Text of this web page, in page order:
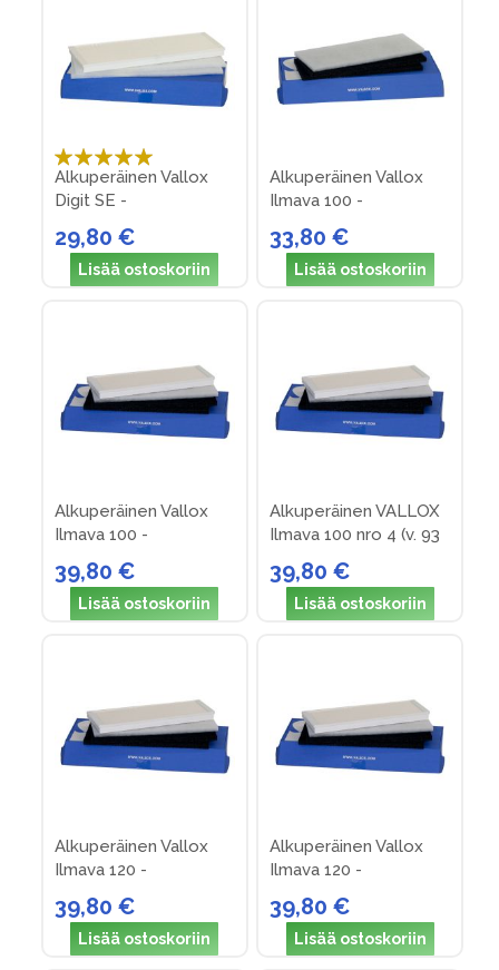
Arvosana:
100%
Alkuperäinen Vallox
Digit SE -
suodatinpakkaus nro 6
29,80 €
Lisää ostoskoriin
Alkuperäinen Vallox
Ilmava 100 -
suodatinpakkaus nro 2
(v. 83-90)
33,80 €
Lisää ostoskoriin
Alkuperäinen Vallox
Ilmava 100 -
suodatinpakkaus nro 3
(v. 90-93)
39,80 €
Lisää ostoskoriin
Alkuperäinen VALLOX
Ilmava 100 nro 4 (v. 93
39,80 €
Lisää ostoskoriin
Alkuperäinen Vallox
Ilmava 120 -
suodatinpakkaus nro 3
(v. 90-93)
39,80 €
Lisää ostoskoriin
Alkuperäinen Vallox
Ilmava 120 -
suodatinpakkaus nro 4
(v. 93 ->)
39,80 €
Lisää ostoskoriin